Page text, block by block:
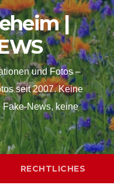
|
und Fotos –
seit 2007. Keine
News, keine
RECHTLICHES